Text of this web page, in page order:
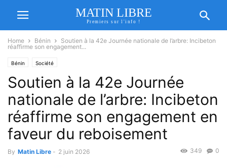
MATIN LIBRE
Premiers sur l'info !
Home Bénin
Soutien à la 42e Journée nationale de l’arbre: Incibeton
réaffirme son engagement...
Bénin Société
Soutien à la 42e Journée
nationale de l’arbre: Incibeton
réaffirme son engagement en
faveur du reboisement
By Matin Libre - 2 juin 2026 0
349